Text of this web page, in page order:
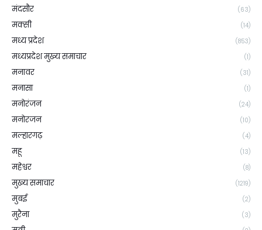
मंदसौर (63)
मक्सी (14)
मध्य प्रदेश (853)
मध्यप्रदेश मुख्य समाचार (1)
मनावर (31)
मनासा (1)
मनोरंजन (24)
मनोरजन (10)
मल्हारगढ़ (4)
महू (13)
महेश्वर (8)
मुख्य समाचार (1219)
मुबई (2)
मुरैना (3)